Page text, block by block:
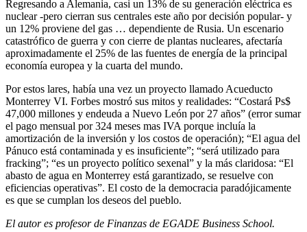
Regresando a Alemania, casi un 13% de su generación eléctrica es
nuclear -pero cierran sus centrales este año por decisión popular- y
un 12% proviene del gas … dependiente de Rusia. Un escenario
catastrófico de guerra y con cierre de plantas nucleares, afectaría
aproximadamente el 25% de las fuentes de energía de la principal
economía europea y la cuarta del mundo.
Por estos lares, había una vez un proyecto llamado Acueducto
Monterrey VI. Forbes mostró sus mitos y realidades: “Costará Ps$
47,000 millones y endeuda a Nuevo León por 27 años” (error sumar
el pago mensual por 324 meses mas IVA porque incluía la
amortización de la inversión y los costos de operación); “El agua del
Pánuco está contaminada y es insuficiente”; “será utilizado para
fracking”; “es un proyecto político sexenal” y la más claridosa: “El
abasto de agua en Monterrey está garantizado, se resuelve con
eficiencias operativas”. El costo de la democracia paradójicamente
es que se cumplan los deseos del pueblo.
El autor es profesor de Finanzas de EGADE Business School.